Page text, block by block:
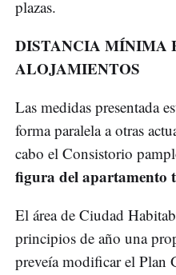
plazas.
DISTANCIA MÍNIMA
ALOJAMIENTOS
Las medidas presentada
forma paralela a otras
cabo el Consistorio
figura del apartamento
El área de Ciudad
principios de año una
preveía modificar el Plan